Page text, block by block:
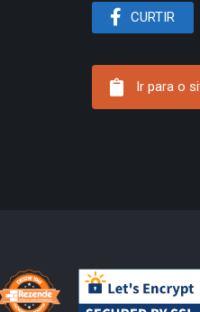
CURTIR
Ir para o